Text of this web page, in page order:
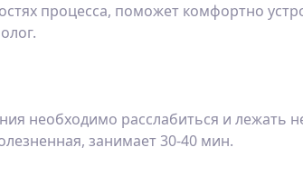
процесса, поможет комфортно
необходимо расслабиться и
занимает 30-40 мин.